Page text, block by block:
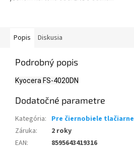
Popis Diskusia
Podrobný popis
Kyocera FS-4020DN
Dodatočné parametre
Kategória: Pre čiernobiele tlačiarne
Záruka:
2 roky
EAN: 8595643419316